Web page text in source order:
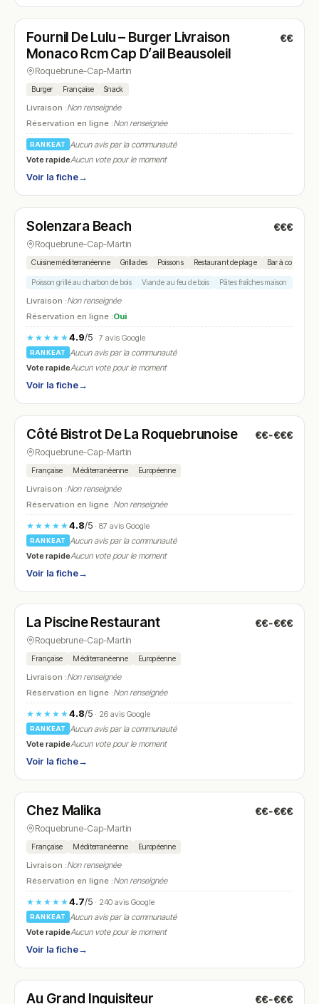
N° 5
Fournil De Lulu – Burger Livraison
Monaco Rcm Cap D’ail Beausoleil
€€
Roquebrune-Cap-Martin
Burger Française Snack
Livraison :Non renseignée
Réservation en ligne :Non renseignée
RANKEAT
Aucun avis par la communauté
Vote rapideAucun vote pour le moment
Voir la fiche→
N° 6
Solenzara Beach €€€
Roquebrune-Cap-Martin
Cuisine méditerranéenne Grillades Poissons Restaurant de plage Bar à cocktails
Poisson grillé au charbon de bois Viande au feu de bois Pâtes fraîches maison
Livraison :Non renseignée
Réservation en ligne :Oui
★★★★★4.9/5· 7 avis Google
RANKEAT
Aucun avis par la communauté
Vote rapideAucun vote pour le moment
Voir la fiche→
N° 7
Côté Bistrot De La Roquebrunoise €€-€€€
Roquebrune-Cap-Martin
Française Méditerranéenne Européenne
Livraison :Non renseignée
Réservation en ligne :Non renseignée
★★★★★4.8/5· 87 avis Google
RANKEAT
Aucun avis par la communauté
Vote rapideAucun vote pour le moment
Voir la fiche→
N° 8
La Piscine Restaurant €€-€€€
Roquebrune-Cap-Martin
Française Méditerranéenne Européenne
Livraison :Non renseignée
Réservation en ligne :Non renseignée
★★★★★4.8/5· 26 avis Google
RANKEAT
Aucun avis par la communauté
Vote rapideAucun vote pour le moment
Voir la fiche→
N° 9
Chez Malika €€-€€€
Roquebrune-Cap-Martin
Française Méditerranéenne Européenne
Livraison :Non renseignée
Réservation en ligne :Non renseignée
★★★★★4.7/5· 240 avis Google
RANKEAT
Aucun avis par la communauté
Vote rapideAucun vote pour le moment
Voir la fiche→
N° 10
Au Grand Inquisiteur €€-€€€